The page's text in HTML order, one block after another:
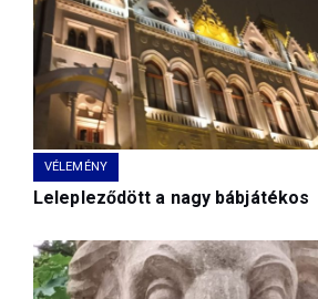
Megosztás
VÉLEMÉNY
Lelepleződött a nagy bábjátékos